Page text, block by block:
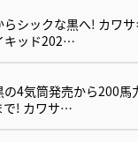
シックな黒へ! カワサ
キッド202…
の4気筒発売から200馬
で! カワサ…